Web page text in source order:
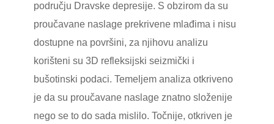
području Dravske depresije. S obzirom da su
proučavane naslage prekrivene mlađima i nisu
dostupne na površini, za njihovu analizu
korišteni su 3D refleksijski seizmički i
bušotinski podaci. Temeljem analiza otkriveno
je da su proučavane naslage znatno složenije
nego se to do sada mislilo. Točnije, otkriven je